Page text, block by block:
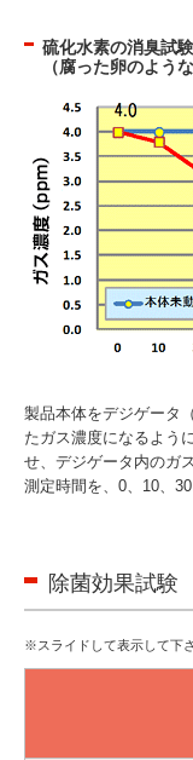
硫化水素の消臭試
（腐った卵のよう
製品本体をデジゲータ
たガス濃度になるよう
せ、デジゲータ内のガ
測定時間を、0、10、
除菌効果試験